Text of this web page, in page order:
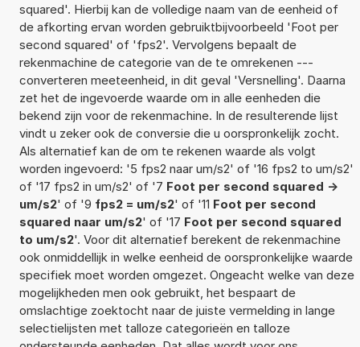
squared'. Hierbij kan de volledige naam van de eenheid of
de afkorting ervan worden gebruiktbijvoorbeeld 'Foot per
second squared' of 'fps2'. Vervolgens bepaalt de
rekenmachine de categorie van de te omrekenen ---
converteren meeteenheid, in dit geval 'Versnelling'. Daarna
zet het de ingevoerde waarde om in alle eenheden die
bekend zijn voor de rekenmachine. In de resulterende lijst
vindt u zeker ook de conversie die u oorspronkelijk zocht.
Als alternatief kan de om te rekenen waarde als volgt
worden ingevoerd: '5 fps2 naar um/s2' of '16 fps2 to um/s2'
of '17 fps2 in um/s2' of '7 Foot per second squared ->
um/s2' of '9 fps2 = um/s2' of '11 Foot per second
squared naar um/s2' of '17 Foot per second squared
to um/s2'. Voor dit alternatief berekent de rekenmachine
ook onmiddellijk in welke eenheid de oorspronkelijke waarde
specifiek moet worden omgezet. Ongeacht welke van deze
mogelijkheden men ook gebruikt, het bespaart de
omslachtige zoektocht naar de juiste vermelding in lange
selectielijsten met talloze categorieën en talloze